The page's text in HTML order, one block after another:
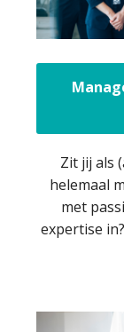
Zit jij als
helemaal
met
expertise